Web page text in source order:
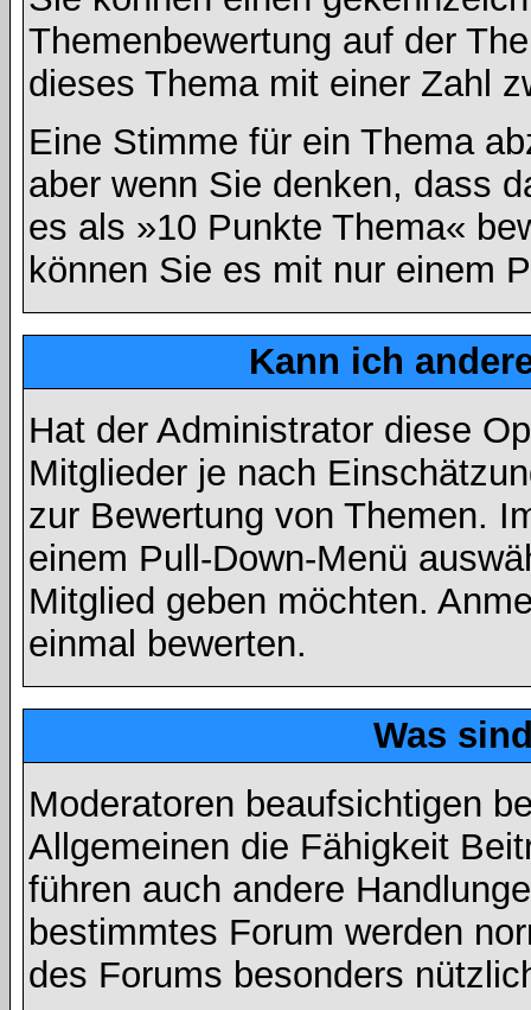
Themenbewertung auf der
dieses Thema mit einer Zahl
Eine Stimme für ein Thema
aber wenn Sie denken, dass
es als »10 Punkte Thema«
können Sie es mit nur einem
Kann ich
Hat der Administrator diese
Mitglieder je nach
zur Bewertung von Themen.
einem Pull-Down-Menü
Mitglied geben möchten.
einmal bewerten.
Was
Moderatoren beaufsichtigen
Allgemeinen die Fähigkeit
führen auch andere
bestimmtes Forum werden
des Forums besonders